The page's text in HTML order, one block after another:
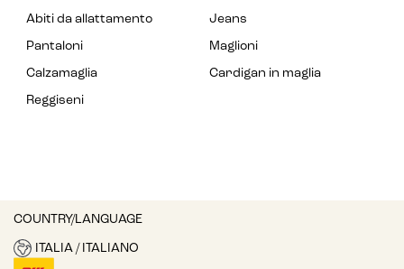
Abiti da allattamento
Jeans
Pantaloni
Maglioni
Calzamaglia
Cardigan in maglia
Reggiseni
COUNTRY/LANGUAGE
ITALIA / ITALIANO